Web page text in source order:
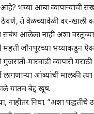
भय्या आंबा व्यापाऱ्यांची
ते वेळच्यावेळी वर-खाली
आलेला नाही अशा
महती जौनपूरच्या भय्याकडून
मारवाडी व्यापारी
आंब्यांची मालकी त्या
यातच बेद्द खूष.
नाहीतर निघा. “अशा